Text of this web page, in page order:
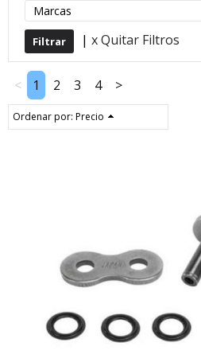
Marcas
| x Quitar Filtros
< 1 2 3 4 >
Ordenar por: Precio